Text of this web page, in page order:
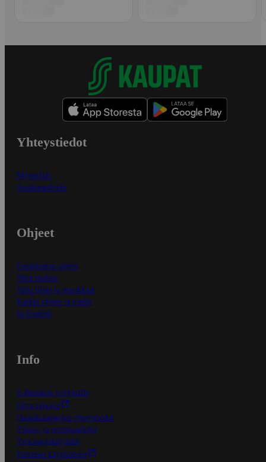
Yhteystiedot
Myymälät
Asiakaspalvelu
Ohjeet
Ensitilaajan ohjeet
Näin maksat
Näin tilaat ja muokkaat
Kaikki ohjeet ja vinkit
In English
Info
S-Business yrityksille
Oiva-raportit
Osuuskauppojen yhteystiedot
Tilaus- ja toimitusehdot
Tietosuojakäytäntö
Palvelun käyttöehdot